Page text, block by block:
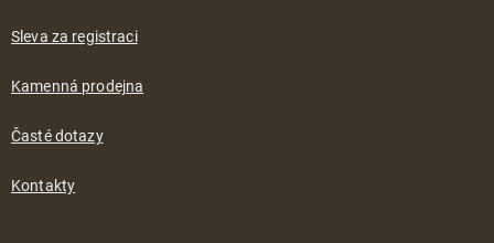
Sleva za registraci
Kamenná prodejna
Časté dotazy
Kontakty